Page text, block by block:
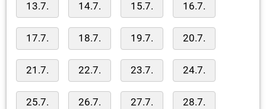
13.7. 14.7. 15.7. 16.7.
17.7. 18.7. 19.7. 20.7.
21.7. 22.7. 23.7. 24.7.
25.7. 26.7. 27.7. 28.7.